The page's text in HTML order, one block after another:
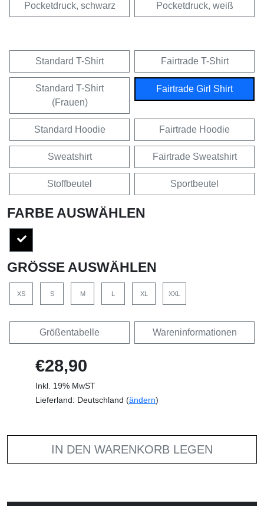
Pocketdruck, schwarz Pocketdruck, weiß
Standard T-Shirt Fairtrade T-Shirt
Standard T-Shirt
(Frauen)
Fairtrade Girl Shirt
Standard Hoodie Fairtrade Hoodie
Sweatshirt Fairtrade Sweatshirt
Stoffbeutel Sportbeutel
FARBE AUSWÄHLEN
GRÖSSE AUSWÄHLEN
XS S M L XL XXL
Größentabelle Wareninformationen
€28,90
Inkl. 19% MwST
Lieferland: Deutschland (ändern)
IN DEN WARENKORB LEGEN